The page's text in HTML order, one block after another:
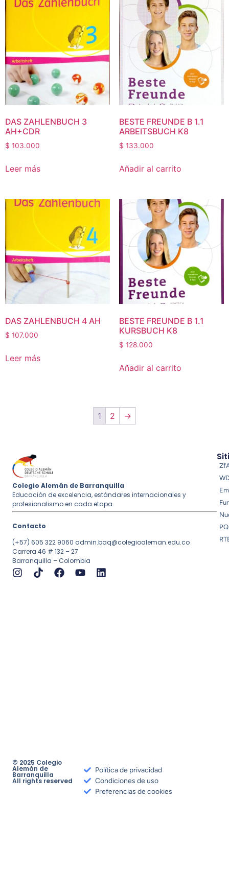
DAS ZAHLENBUCH 3
AH+CDR
$ 103.000
Leer más
BESTE FREUNDE B 1.1
ARBEITSBUCH K8
$ 133.000
Añadir al carrito
DAS ZAHLENBUCH 4 AH
$ 107.000
Leer más
BESTE FREUNDE B 1.1
KURSBUCH K8
$ 128.000
Añadir al carrito
1 2 →
Colegio Alemán de Barranquilla
Educación de excelencia, estándares internacionales y
profesionalismo en cada etapa.
Contacto
(+57) 605 322 9060 admin.baq@colegioaleman.edu.co
Carrera 46 # 132 – 27
Barranquilla – Colombia
© 2025 Colegio
Alemán de
Barranquilla
All rights reserved
Política de privacidad
Condiciones de uso
Preferencias de cookies